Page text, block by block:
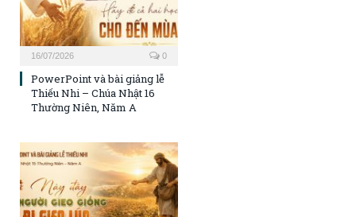
16/07/2026 0
PowerPoint và bài giảng lễ
Thiếu Nhi – Chúa Nhật 16
Thường Niên, Năm A